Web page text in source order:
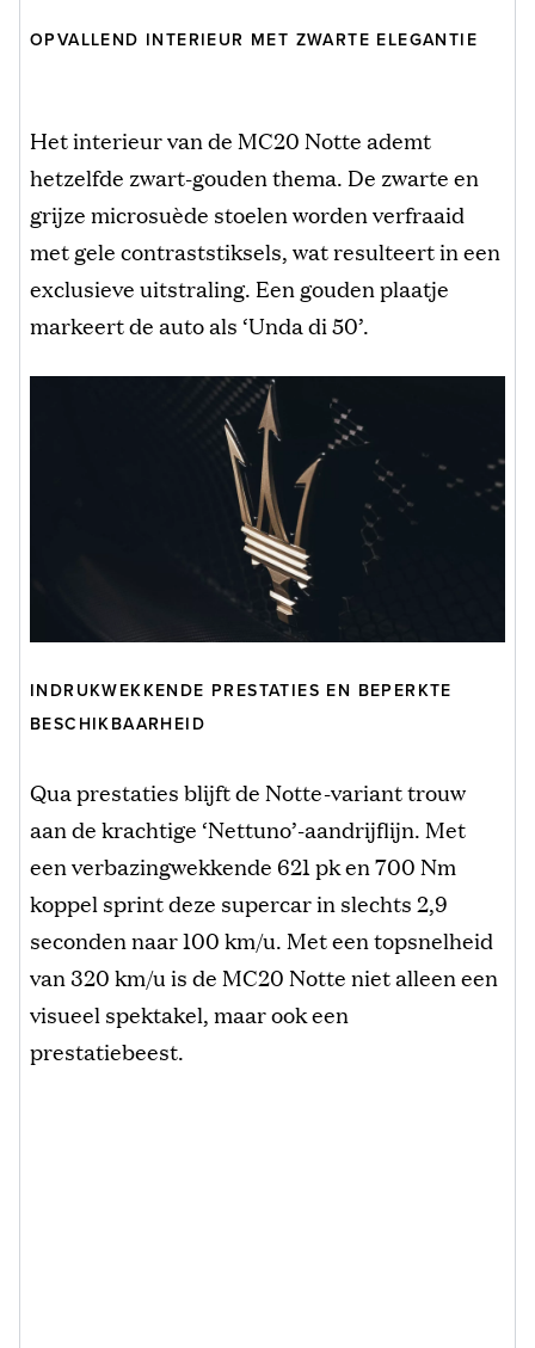
OPVALLEND INTERIEUR MET ZWARTE ELEGANTIE
Het interieur van de MC20 Notte ademt
hetzelfde zwart-gouden thema. De zwarte en
grijze microsuède stoelen worden verfraaid
met gele contraststiksels, wat resulteert in een
exclusieve uitstraling. Een gouden plaatje
markeert de auto als ‘Unda di 50’.
INDRUKWEKKENDE PRESTATIES EN BEPERKTE
BESCHIKBAARHEID
Qua prestaties blijft de Notte-variant trouw
aan de krachtige ‘Nettuno’-aandrijflijn. Met
een verbazingwekkende 621 pk en 700 Nm
koppel sprint deze supercar in slechts 2,9
seconden naar 100 km/u. Met een topsnelheid
van 320 km/u is de MC20 Notte niet alleen een
visueel spektakel, maar ook een
prestatiebeest.